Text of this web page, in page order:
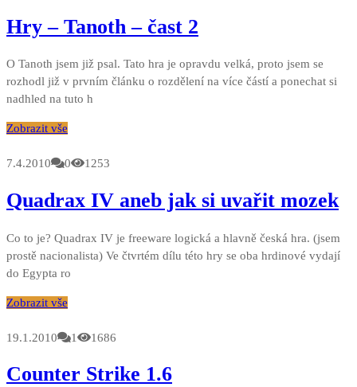
Hry – Tanoth – čast 2
O Tanoth jsem již psal. Tato hra je opravdu velká, proto jsem se
rozhodl již v prvním článku o rozdělení na více částí a ponechat si
nadhled na tuto h
Zobrazit vše
7.4.2010 0 1253
Quadrax IV aneb jak si uvařit mozek
Co to je? Quadrax IV je freeware logická a hlavně česká hra. (jsem
prostě nacionalista) Ve čtvrtém dílu této hry se oba hrdinové vydají
do Egypta ro
Zobrazit vše
19.1.2010 1 1686
Counter Strike 1.6